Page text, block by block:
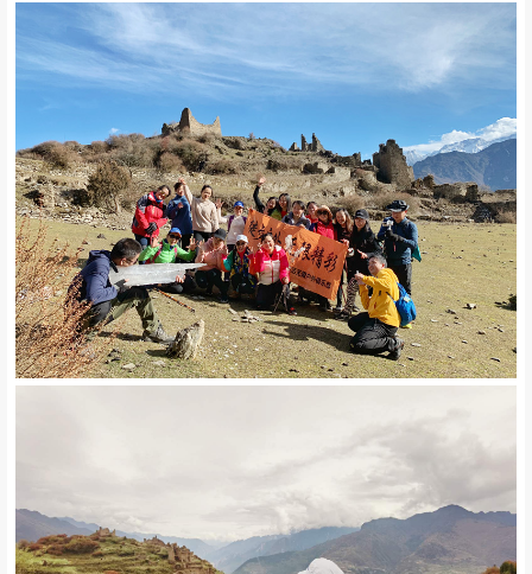
一个背包，一部相机，一颗潇洒的心；我们在时间的轨迹上徘徊，踏
上每一列经过的车，等待着这个神秘的地方雪山下的九子屯，拍下沿
途的风景，记录沿途的情绪，这就是想要的生活，何不说走就走：